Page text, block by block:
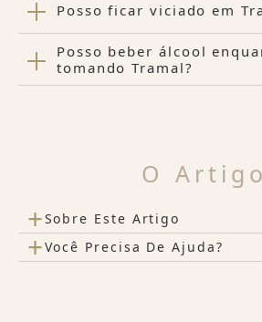
Posso ficar viciado em
Posso beber álcool
tomando Tramal?
O Artigo
+Sobre Este Artigo
+Você Precisa De Ajuda?